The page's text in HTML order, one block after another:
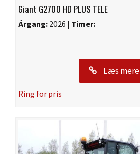
Giant G2700 HD PLUS TELE
Årgang: 2026 | Timer:
Læs mere
Ring for pris